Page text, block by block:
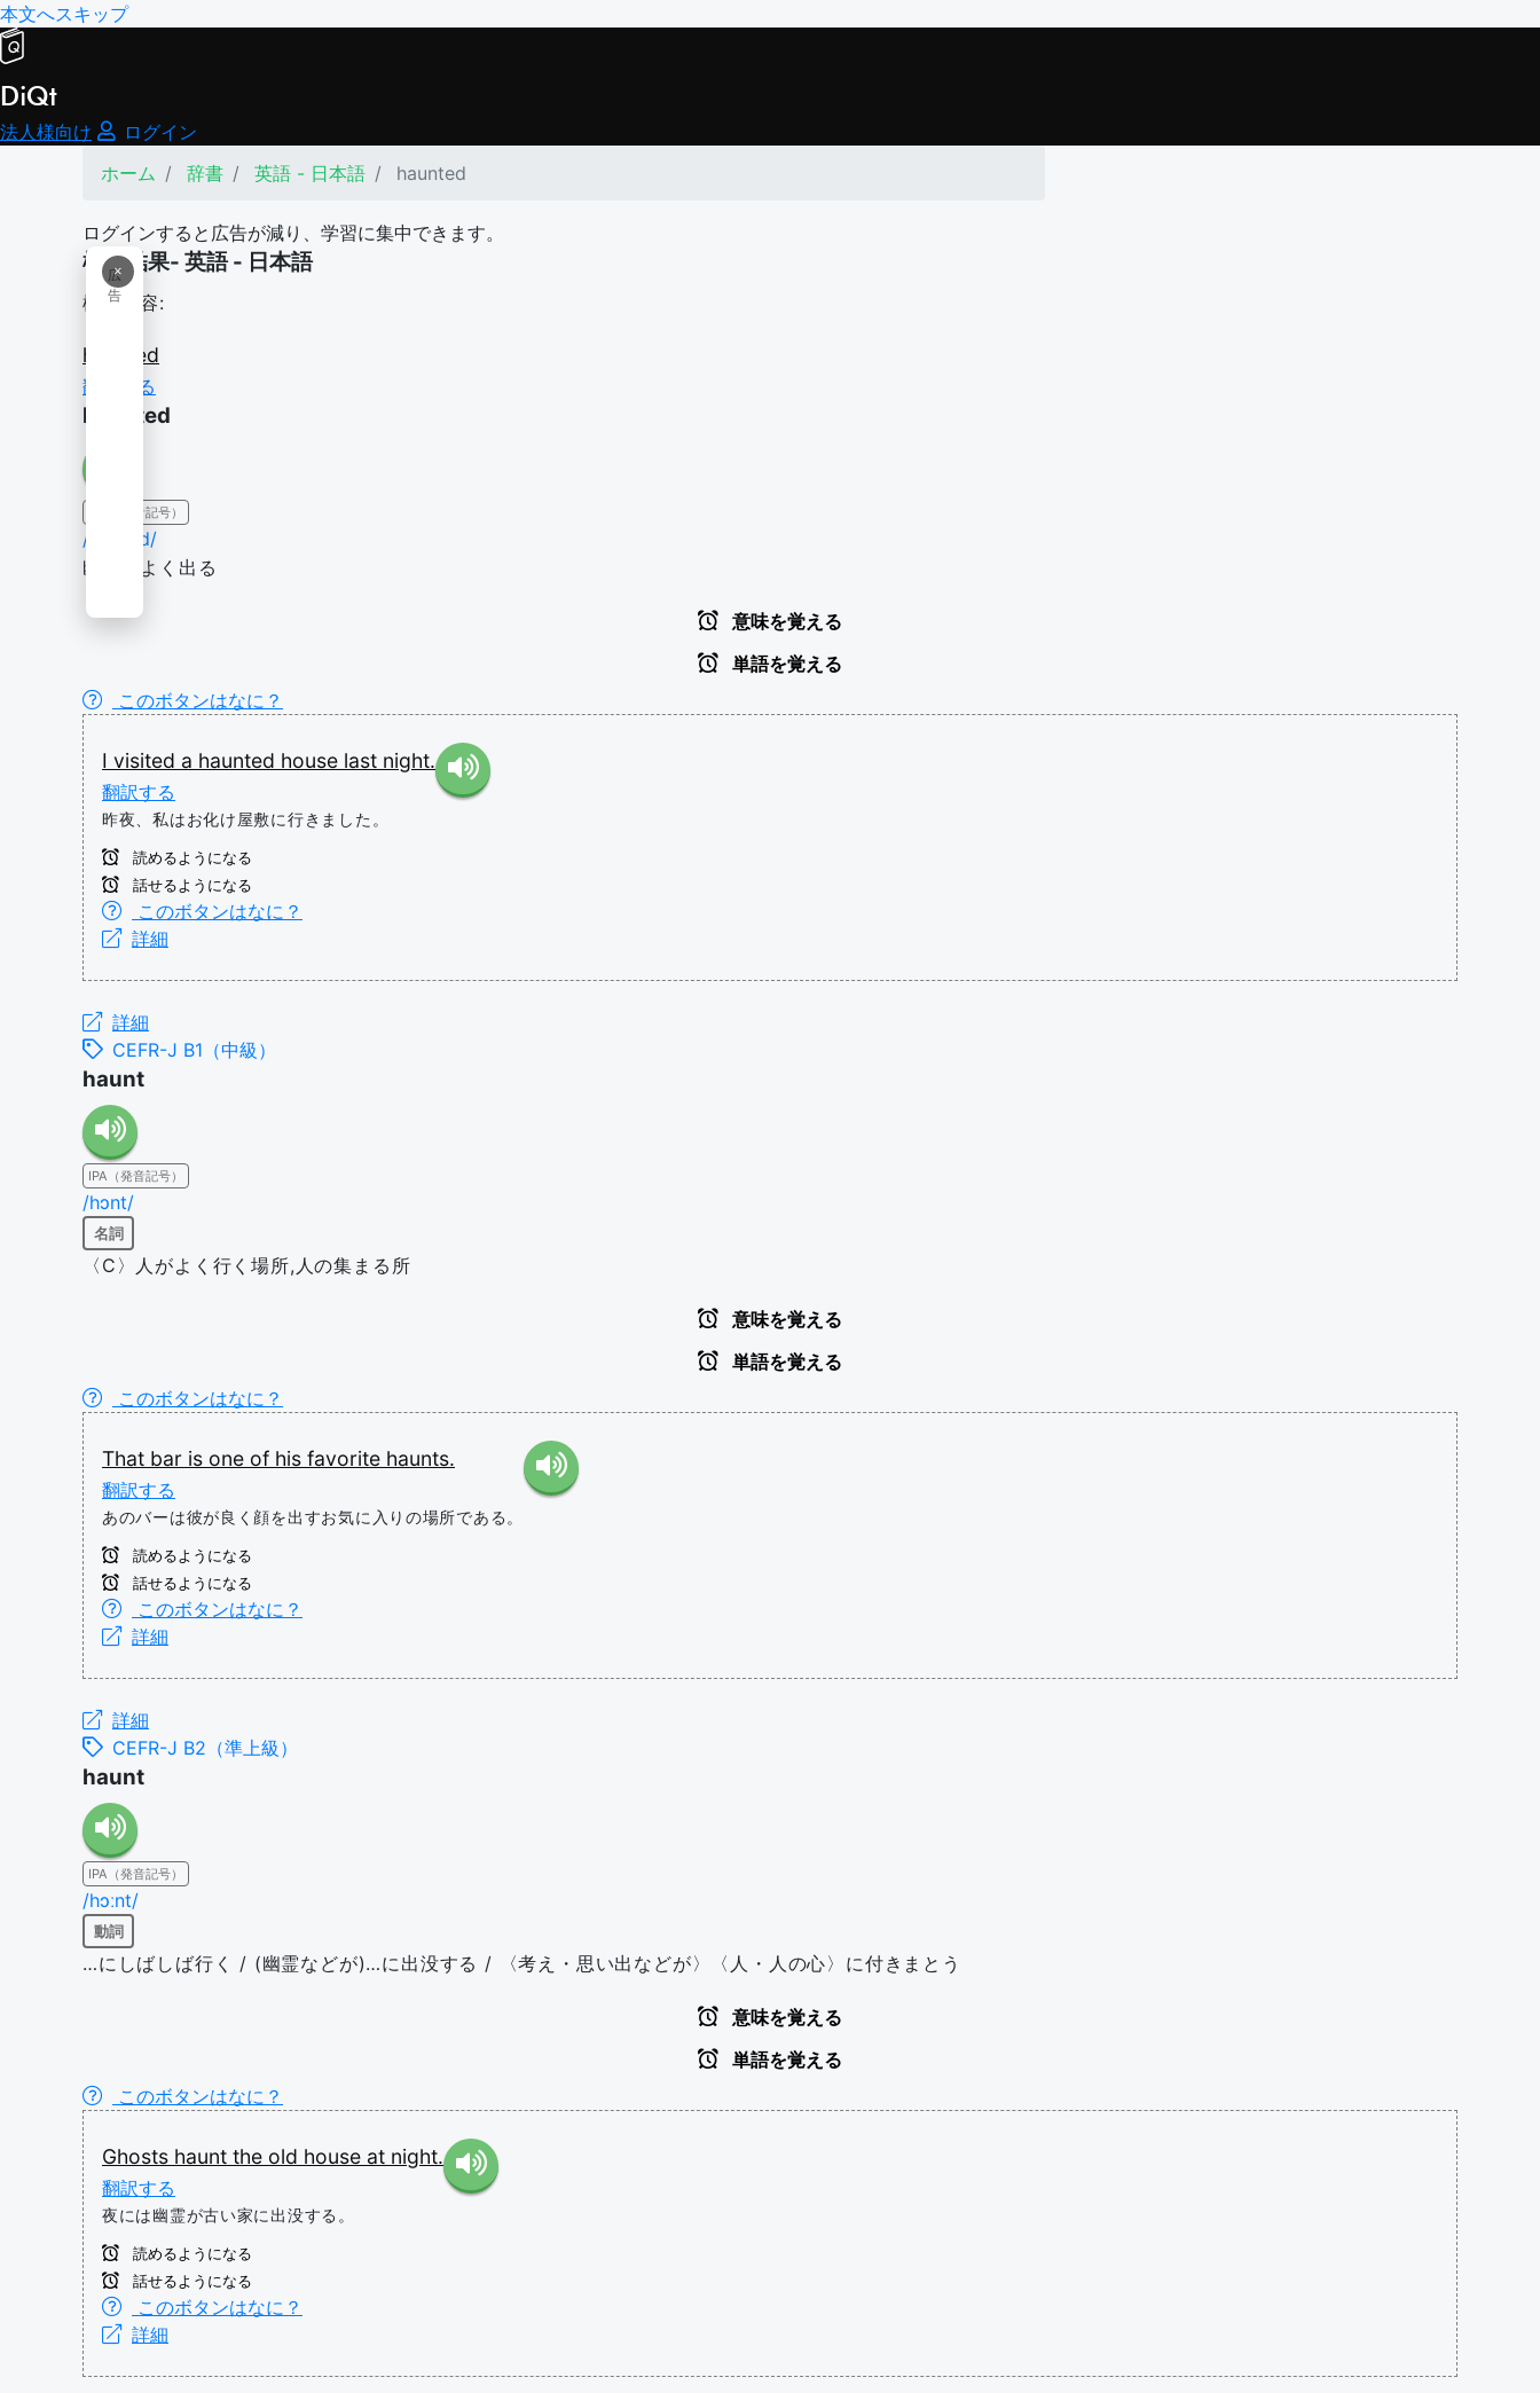
本文へスキップ
DiQt
法人様向け
ログイン
ホーム
辞書 英語 - 日本語 haunted
ログインすると広告が減り、学習に集中できます。
×
広
告
検索結果- 英語 - 日本語
検索内容:
haunted
翻訳する
haunted
IPA（発音記号）
/hɔːntɪd/
幽霊のよく出る
意味を覚える
単語を覚える
このボタンはなに？
I visited a haunted house last night.
翻訳する
昨夜、私はお化け屋敷に行きました。
読めるようになる
話せるようになる
このボタンはなに？
詳細
詳細
CEFR-J B1（中級）
haunt
IPA（発音記号）
/hɔnt/
名詞
〈C〉人がよく行く場所,人の集まる所
意味を覚える
単語を覚える
このボタンはなに？
That bar is one of his favorite haunts.
翻訳する
あのバーは彼が良く顔を出すお気に入りの場所である。
読めるようになる
話せるようになる
このボタンはなに？
詳細
詳細
CEFR-J B2（準上級）
haunt
IPA（発音記号）
/hɔːnt/
動詞
…にしばしば行く / (幽霊などが)…に出没する / 〈考え・思い出などが〉〈人・人の心〉に付きまとう
意味を覚える
単語を覚える
このボタンはなに？
Ghosts haunt the old house at night.
翻訳する
夜には幽霊が古い家に出没する。
読めるようになる
話せるようになる
このボタンはなに？
詳細